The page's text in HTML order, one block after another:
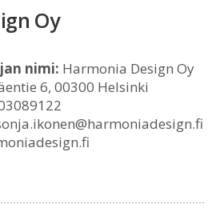
Oy
nimi: Harmonia Design Oy
6, 00300 Helsinki